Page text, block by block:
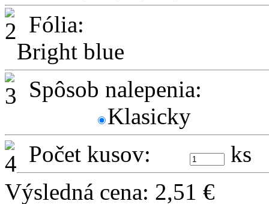
Fólia:
Bright blue
Spôsob nalepenia:
Klasicky
Počet kusov:
ks
Výsledná cena: 2,51 €